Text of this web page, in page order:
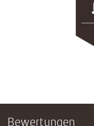
Bewertungen